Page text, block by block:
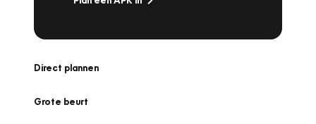
Direct plannen
Grote beurt